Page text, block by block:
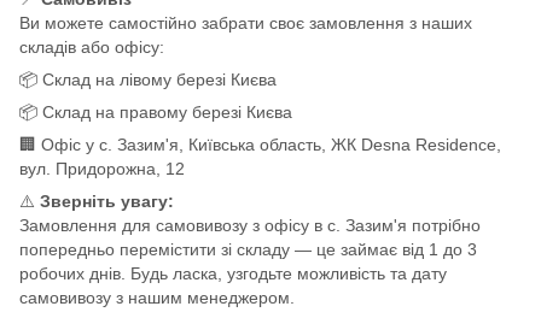
Ви можете самостійно забрати своє замовлення з наших
складів або офісу:
📦 Склад на лівому березі Києва
📦 Склад на правому березі Києва
🏢 Офіс у с. Зазим'я, Київська область, ЖК Desna Residence,
вул. Придорожна, 12
⚠️ Зверніть увагу:
Замовлення для самовивозу з офісу в с. Зазим'я потрібно
попередньо перемістити зі складу — це займає від 1 до 3
робочих днів. Будь ласка, узгодьте можливість та дату
самовивозу з нашим менеджером.